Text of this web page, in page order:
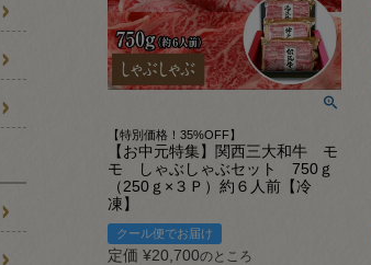
【特別価格！35%OFF】
【お中元特集】関西三大和牛 モ
モ しゃぶしゃぶセット 750ｇ
（250ｇ×３Ｐ）約６人前【冷
凍】
クール便でお届け
定価 ¥20,700のところ